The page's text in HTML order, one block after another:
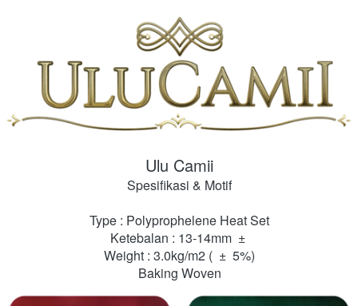
Ulu Camii
Spesifikasi & Motif
Type : Polyprophelene Heat Set
Ketebalan : 13-14mm  ±
Weight : 3.0kg/m2 (  ±  5%)
Baking Woven